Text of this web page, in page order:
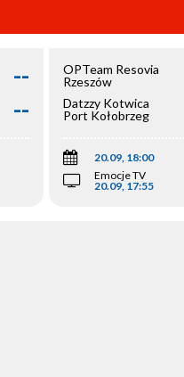
--
--
OPTeam Resovia
Rzeszów
Datzzy Kotwica
Port Kołobrzeg
20.09, 18:00
Emocje TV
20.09, 17:55